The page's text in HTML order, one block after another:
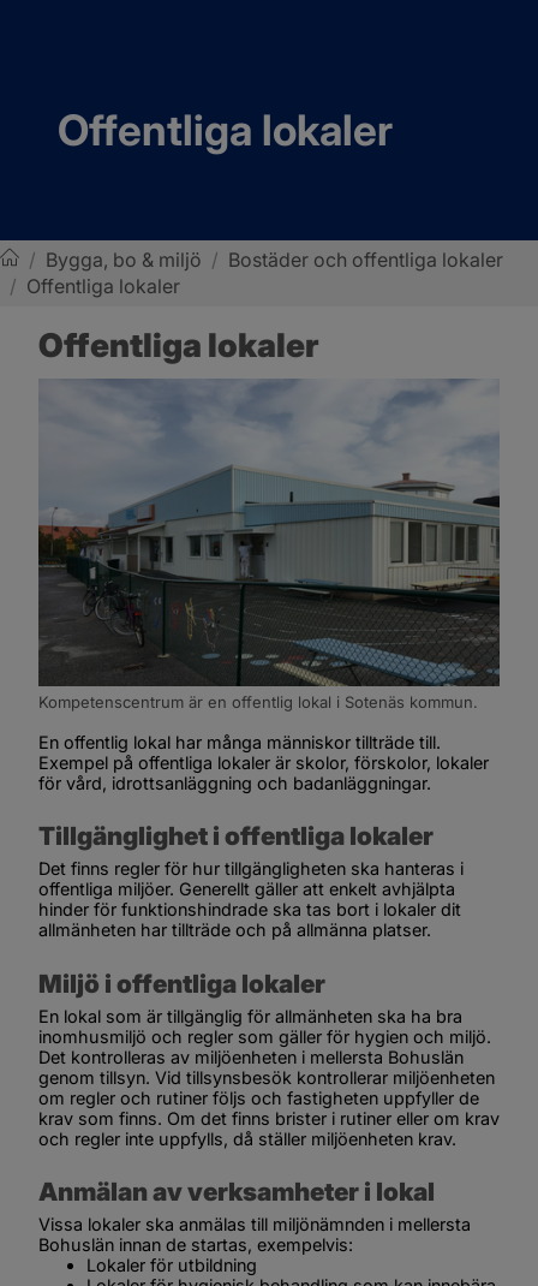
Offentliga lokaler
Sotenäs kommun
/ Bygga, bo & miljö / Bostäder och offentliga lokaler
/ Offentliga lokaler
Offentliga lokaler
Kompetenscentrum är en offentlig lokal i Sotenäs kommun.
En offentlig lokal har många människor tillträde till.
Exempel på offentliga lokaler är skolor, förskolor, lokaler
för vård, idrottsanläggning och badanläggningar.
Tillgänglighet i offentliga lokaler
Det finns regler för hur tillgängligheten ska hanteras i
offentliga miljöer. Generellt gäller att enkelt avhjälpta
hinder för funktionshindrade ska tas bort i lokaler dit
allmänheten har tillträde och på allmänna platser.
Miljö i offentliga lokaler
En lokal som är tillgänglig för allmänheten ska ha bra
inomhusmiljö och regler som gäller för hygien och miljö.
Det kontrolleras av miljöenheten i mellersta Bohuslän
genom tillsyn. Vid tillsynsbesök kontrollerar miljöenheten
om regler och rutiner följs och fastigheten uppfyller de
krav som finns. Om det finns brister i rutiner eller om krav
och regler inte uppfylls, då ställer miljöenheten krav.
Anmälan av verksamheter i lokal
Vissa lokaler ska anmälas till miljönämnden i mellersta
Bohuslän innan de startas, exempelvis:
Lokaler för utbildning